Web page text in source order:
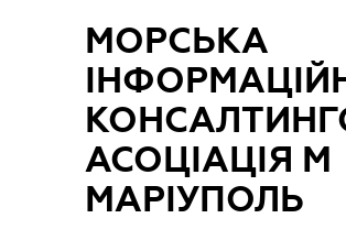
МОРСЬКА
АСОЦІАЦІЯ М
МАРІУПОЛЬ